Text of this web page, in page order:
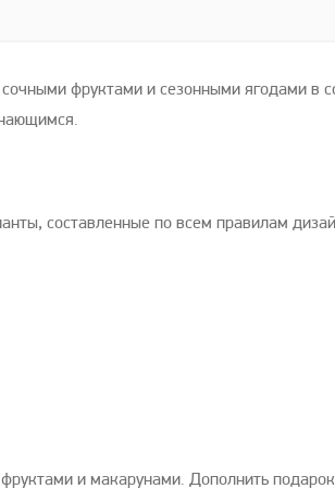
фруктами и сезонными ягодами в
составленные по всем правилам
и макарунами. Дополнить